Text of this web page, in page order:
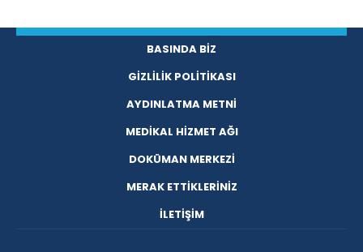
BASINDA BİZ
GİZLİLİK POLİTİKASI
AYDINLATMA METNİ
MEDİKAL HİZMET AĞI
DOKÜMAN MERKEZİ
MERAK ETTİKLERİNİZ
İLETİŞİM